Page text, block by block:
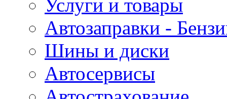
Услуги и товары
Автозаправки -
Шины и диски
Автосервисы